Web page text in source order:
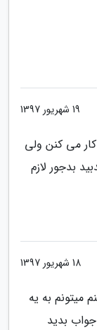
19 شهریور 1397
می کنن ولی
بدجور لازم
18 شهریور 1397
میتونم به یه
بدید